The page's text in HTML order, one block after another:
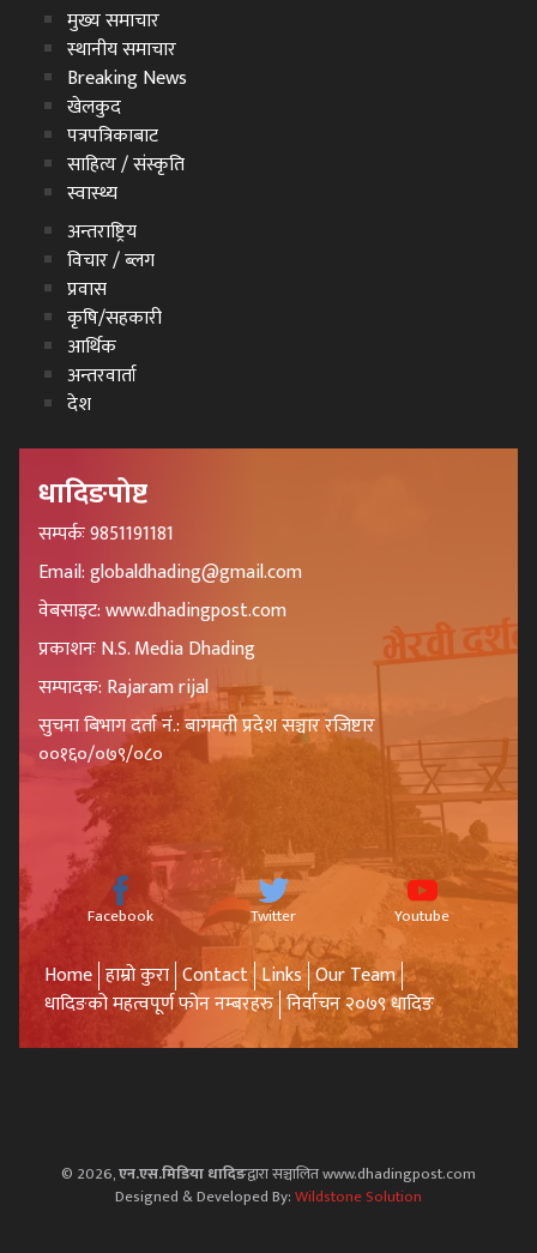
मुख्य समाचार
स्थानीय समाचार
Breaking News
खेलकुद
पत्रपत्रिकाबाट
साहित्य / संस्कृति
स्वास्थ्य
अन्तराष्ट्रिय
विचार / ब्लग
प्रवास
कृषि/सहकारी
आर्थिक
अन्तरवार्ता
देश
धादिङपोष्ट
सम्पर्कः 9851191181
Email: globaldhading@gmail.com
वेबसाइट: www.dhadingpost.com
प्रकाशनः N.S. Media Dhading
सम्पादक: Rajaram rijal
सुचना बिभाग दर्ता नं.: बागमती प्रदेश सञ्चार रजिष्टार
००१६०/०७९/०८०
Facebook Twitter Youtube
Home हाम्रो कुरा Contact Links Our Team
धादिङको महत्वपूर्ण फोन नम्बरहरु निर्वाचन २०७९ धादिङ
© 2026,एन.एस.मिडिया धादिङद्वारा सञ्चालित www.dhadingpost.com
Designed & Developed By:Wildstone Solution